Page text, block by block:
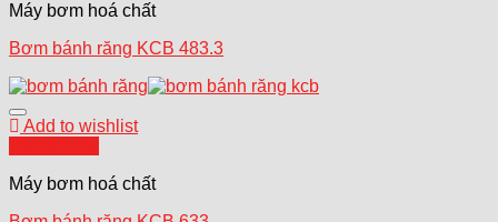
Máy bơm hoá chất
Bơm bánh răng KCB 483.3
Add to wishlist
Máy bơm hoá chất